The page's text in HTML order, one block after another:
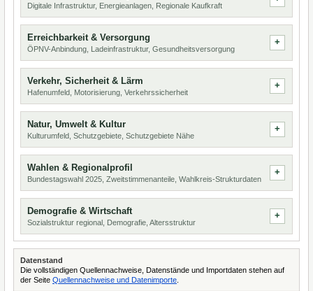
Digitale Infrastruktur, Energieanlagen, Regionale Kaufkraft
Erreichbarkeit & Versorgung
ÖPNV-Anbindung, Ladeinfrastruktur, Gesundheitsversorgung
Verkehr, Sicherheit & Lärm
Hafenumfeld, Motorisierung, Verkehrssicherheit
Natur, Umwelt & Kultur
Kulturumfeld, Schutzgebiete, Schutzgebiete Nähe
Wahlen & Regionalprofil
Bundestagswahl 2025, Zweitstimmenanteile, Wahlkreis-Strukturdaten
Demografie & Wirtschaft
Sozialstruktur regional, Demografie, Altersstruktur
Datenstand
Die vollständigen Quellennachweise, Datenstände und Importdaten stehen auf
der Seite Quellennachweise und Datenimporte